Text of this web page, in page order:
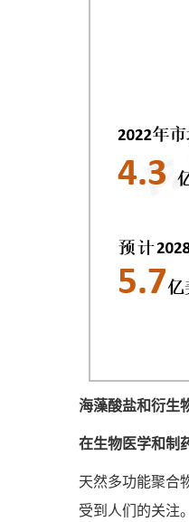
海藻酸盐和衍生
在生物医学和制
天然多功能聚合
受到人们的关注